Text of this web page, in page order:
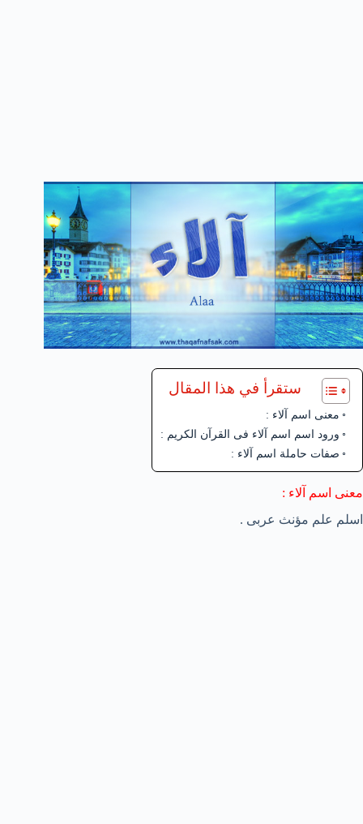
ستقرأ في هذا المقال
معنى اسم آلاء :
ورود اسم اسم آلاء فى القرآن الكريم :
صفات حاملة اسم آلاء :
معنى اسم آلاء :
اسلم علم مؤنث عربى .